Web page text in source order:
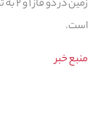
است.
منبع خبر